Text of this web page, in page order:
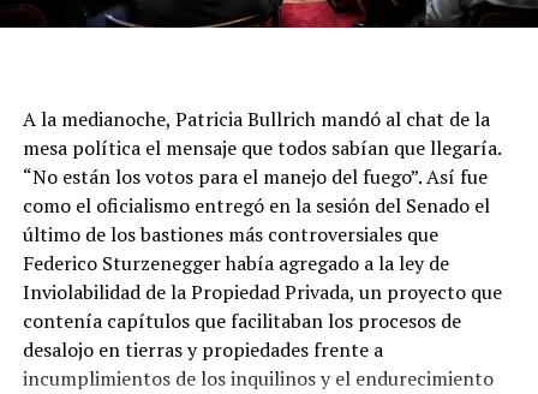
A la medianoche, Patricia Bullrich mandó al chat de la
mesa política el mensaje que todos sabían que llegaría.
“No están los votos para el manejo del fuego”. Así fue
como el oficialismo entregó en la sesión del Senado el
último de los bastiones más controversiales que
Federico Sturzenegger había agregado a la ley de
Inviolabilidad de la Propiedad Privada, un proyecto que
contenía capítulos que facilitaban los procesos de
desalojo en tierras y propiedades frente a
incumplimientos de los inquilinos y el endurecimiento